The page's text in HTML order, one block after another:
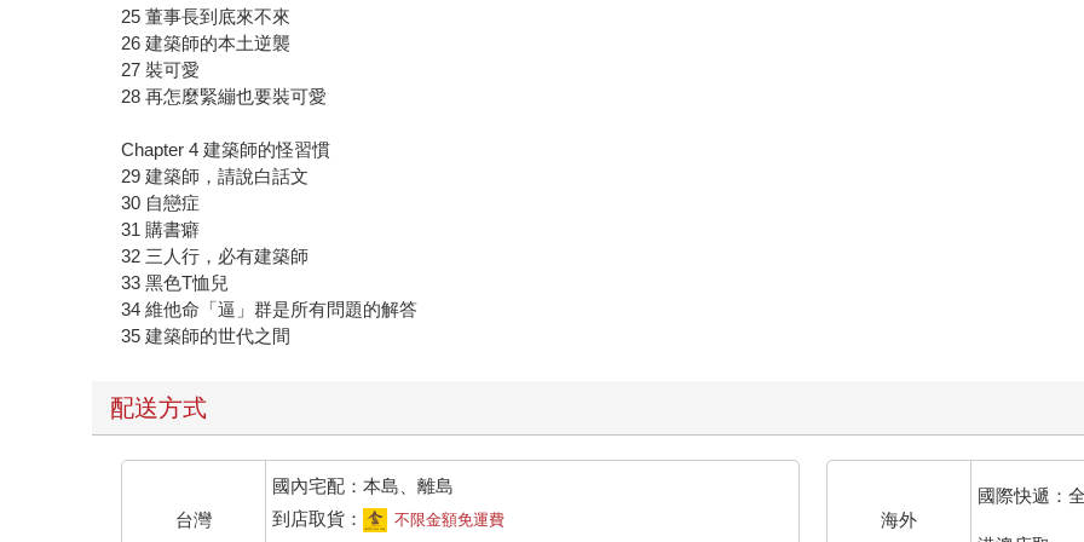
25 董事長到底來不來
26 建築師的本土逆襲
27 裝可愛
28 再怎麼緊繃也要裝可愛
Chapter 4 建築師的怪習慣
29 建築師，請說白話文
30 自戀症
31 購書癖
32 三人行，必有建築師
33 黑色T恤兒
34 維他命「逼」群是所有問題的解答
35 建築師的世代之間
配送方式
台灣
國內宅配：本島、離島
到店取貨：
不限金額免運費 海外
國際快遞：